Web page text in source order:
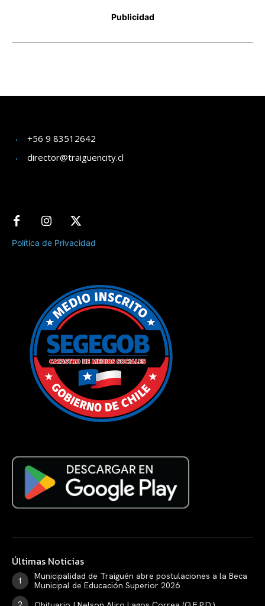
+56 9 83512642
director@traiguencity.cl
Política de Privacidad
Últimas Noticias
Municipalidad de Traiguén abre postulaciones a la Beca
Municipal de Educación Superior 2026